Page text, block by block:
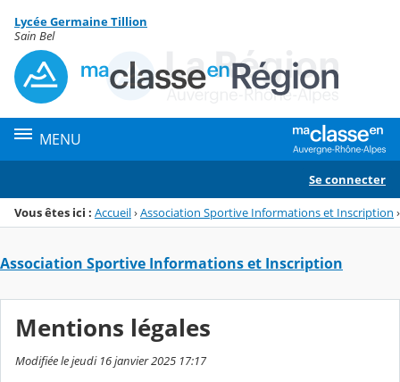
Menu de la rubrique
Contenu
Lycée Germaine Tillion
Sain Bel
MENU
Se connecter
Vous êtes ici : Accueil›Association Sportive Informations et Inscription ›
Association Sportive Informations et Inscription
Mentions légales
Modifiée le jeudi 16 janvier 2025 17:17